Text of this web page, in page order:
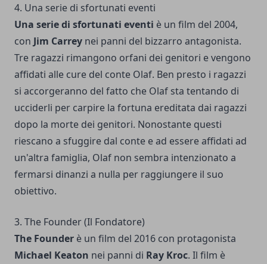
4. Una serie di sfortunati eventi
Una serie di sfortunati eventi è un film del 2004,
con Jim Carrey nei panni del bizzarro antagonista.
Tre ragazzi rimangono orfani dei genitori e vengono
affidati alle cure del conte Olaf. Ben presto i ragazzi
si accorgeranno del fatto che Olaf sta tentando di
ucciderli per carpire la fortuna ereditata dai ragazzi
dopo la morte dei genitori. Nonostante questi
riescano a sfuggire dal conte e ad essere affidati ad
un'altra famiglia, Olaf non sembra intenzionato a
fermarsi dinanzi a nulla per raggiungere il suo
obiettivo.
3. The Founder (Il Fondatore)
The Founder è un film del 2016 con protagonista
Michael Keaton nei panni di Ray Kroc. Il film è